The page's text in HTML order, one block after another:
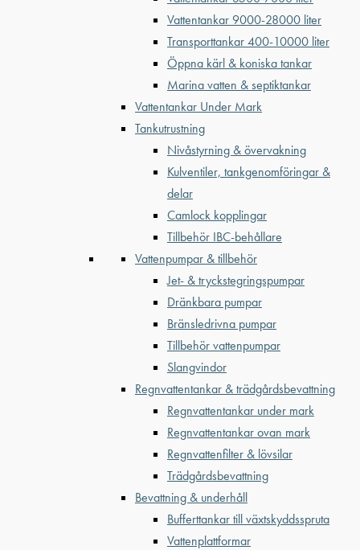
Vattentankar 9000-28000 liter
Transporttankar 400-10000 liter
Öppna kärl & koniska tankar
Marina vatten & septiktankar
Vattentankar Under Mark
Tankutrustning
Nivåstyrning & övervakning
Kulventiler, tankgenomföringar &
delar
Camlock kopplingar
Tillbehör IBC-behållare
Vattenpumpar & tillbehör
Jet- & tryckstegringspumpar
Dränkbara pumpar
Bränsledrivna pumpar
Tillbehör vattenpumpar
Slangvindor
Regnvattentankar & trädgårdsbevattning
Regnvattentankar under mark
Regnvattentankar ovan mark
Regnvattenfilter & lövsilar
Trädgårdsbevattning
Bevattning & underhåll
Bufferttankar till växtskyddsspruta
Vattenplattformar